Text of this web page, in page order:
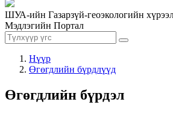
ШУА-ийн Газарзүй-геоэкологийн
Мэдлэгийн Портал
Нүүр
Өгөгдлийн бүрдлүүд
Өгөгдлийн бүрдэл